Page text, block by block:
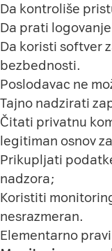
Da kontroliše
Da prati
Da koristi softver
bezbednosti.
Poslodavac ne
Tajno nadzirati
Čitati privatnu
legitiman osnov
Prikupljati
nadzora;
Koristiti
nesrazmeran.
Elementarno